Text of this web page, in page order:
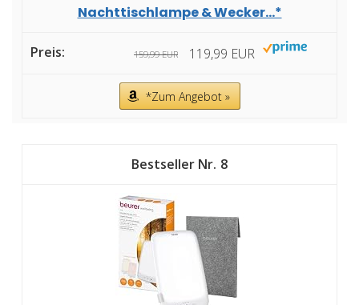
Nachttischlampe & Wecker...*
159,99 EUR 119,99 EUR
*Zum Angebot »
8